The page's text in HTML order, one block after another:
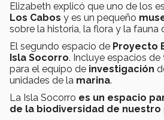
Elizabeth explicó que uno de los
Los Cabos y es un pequeño
sobre la historia, la flora y la fauna
El segundo espacio de Proyecto
Isla Socorro. Incluye espacios de
para el equipo de investigación
unidades de la marina.
La Isla Socorro es un espacio
de la biodiversidad de nuestro